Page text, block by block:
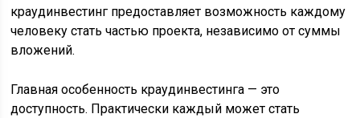
краудинвестинг предоставляет возможность каждому
человеку стать частью проекта, независимо от суммы
вложений.
Главная особенность краудинвестинга — это
доступность. Практически каждый может стать